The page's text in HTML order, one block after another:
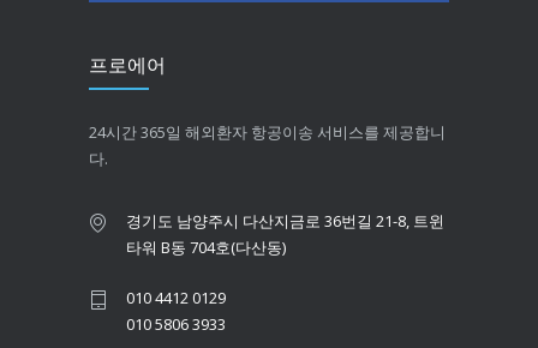
프로에어
24시간 365일 해외환자 항공이송 서비스를 제공합니
다.
경기도 남양주시 다산지금로 36번길 21-8, 트윈
타워 B동 704호(다산동)
010 4412 0129
010 5806 3933